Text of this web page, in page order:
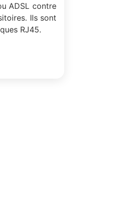
ADSL contre
Ils sont
RJ45.